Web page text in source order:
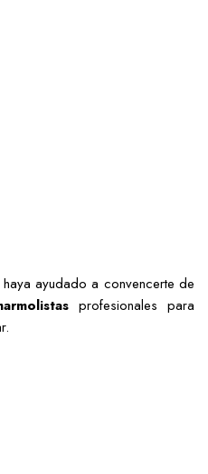
ayudado a convencerte de
profesionales para